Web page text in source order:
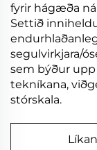
fyrir hágæða
Settið
segulvirkjara/
sem býður
tekníkana,
stórskala.
Líkan